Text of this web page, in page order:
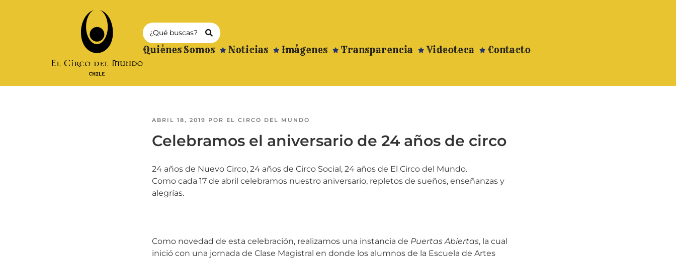
Quiénes Somos Noticias Imágenes Transparencia Videoteca Contacto
ABRIL 18, 2019 POR EL CIRCO DEL MUNDO
Celebramos el aniversario de 24 años de circo
24 años de Nuevo Circo, 24 años de Circo Social, 24 años de El Circo del Mundo.
Como cada 17 de abril celebramos nuestro aniversario, repletos de sueños, enseñanzas y
alegrías.
Como novedad de esta celebración, realizamos una instancia de Puertas Abiertas, la cual
inició con una jornada de Clase Magistral en donde los alumnos de la Escuela de Artes